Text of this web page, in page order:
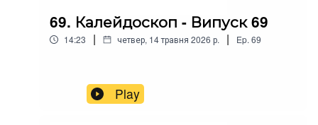
69. Калейдоскоп - Випуск 69
14:23 | четвер, 14 травня 2026 р. | Ep. 69
Play